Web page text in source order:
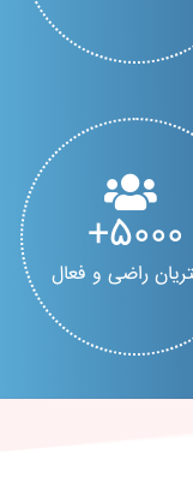
5000
راضی و فعال